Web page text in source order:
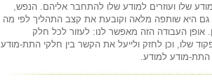
שלו ועוזרים למודע שלו להתחבר אליהם. הנפש,
גם היא שותפה מלאה וקובעת את קצב התהליך לפי מה
אופן העבודה הזה מאפשר לנו: לעזור לכל חלק
שלו, וכן לחזק ולייעל את הקשר בין חלקי התת-מודע
התת-מודע למודע.